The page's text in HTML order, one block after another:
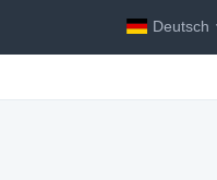
Deutsch